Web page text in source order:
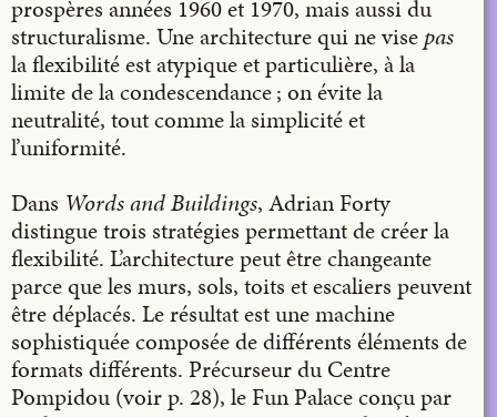
prospères années 1960 et 1970, mais aussi du
structuralisme. Une architecture qui ne vise pas
la flexibilité est atypique et particulière, à la
limite de la condescendance ; on évite la
neutralité, tout comme la simplicité et
l’uniformité.
Dans Words and Buildings, Adrian Forty
distingue trois stratégies permettant de créer la
flexibilité. L’architecture peut être changeante
parce que les murs, sols, toits et escaliers peuvent
être déplacés. Le résultat est une machine
sophistiquée composée de différents éléments de
formats différents. Précurseur du Centre
Pompidou (voir p. 28), le Fun Palace conçu par